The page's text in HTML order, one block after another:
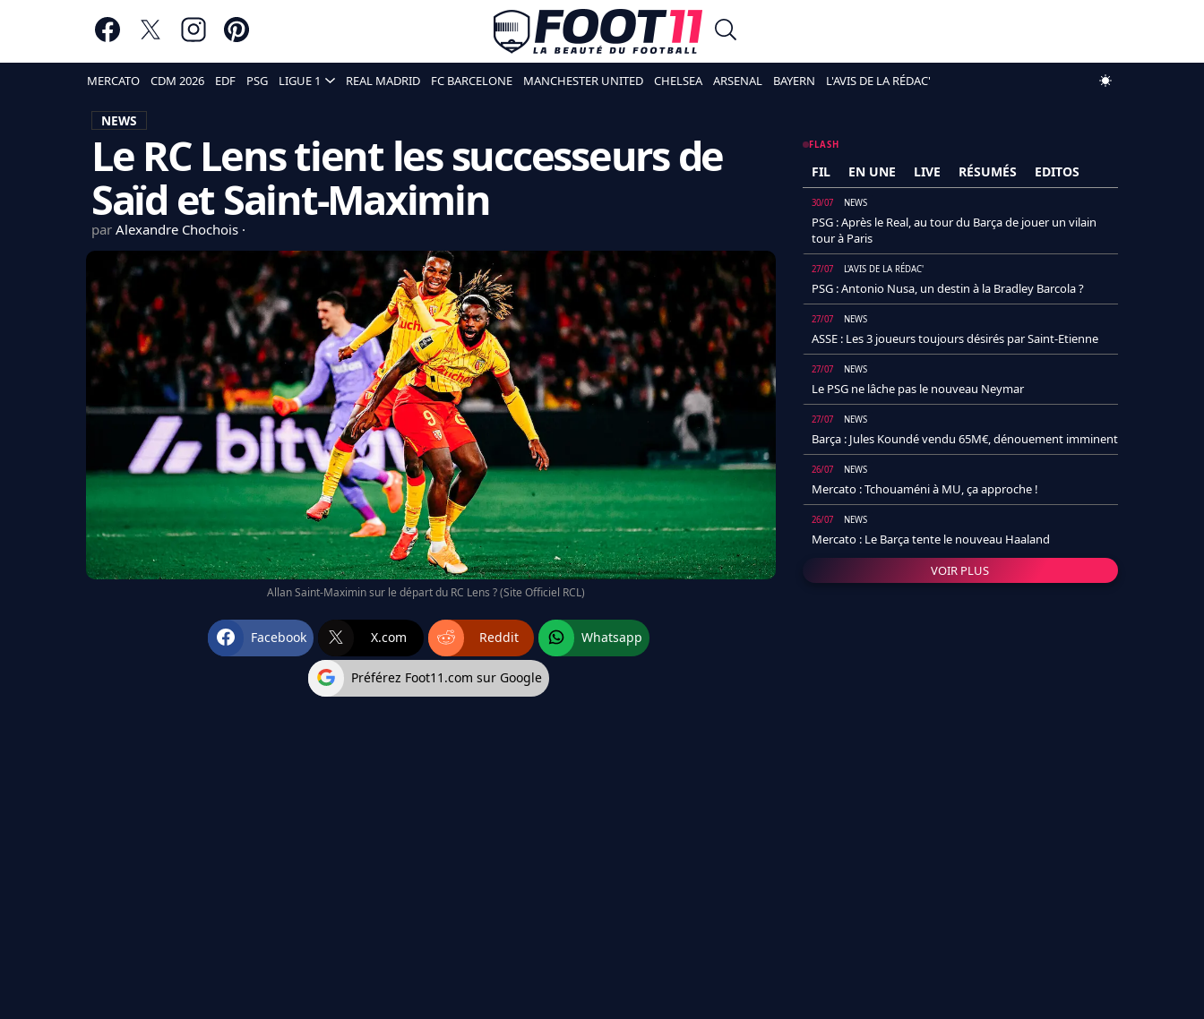
MERCATO CDM 2026 EDF PSG LIGUE 1 REAL MADRID FC BARCELONE MANCHESTER UNITED CHELSEA ARSENAL BAYERN L'AVIS DE LA RÉDAC'
NEWS
Le RC Lens tient les successeurs de
Saïd et Saint-Maximin
par Alexandre Chochois
Allan Saint-Maximin sur le départ du RC Lens ? (Site Officiel RCL)
Facebook X.com Reddit Whatsapp
Préférez Foot11.com sur Google
FLASH
FIL EN UNE LIVE RÉSUMÉS EDITOS
30/07 NEWS
PSG : Après le Real, au tour du Barça de jouer un vilain
tour à Paris
27/07 L'AVIS DE LA RÉDAC'
PSG : Antonio Nusa, un destin à la Bradley Barcola ?
27/07 NEWS
ASSE : Les 3 joueurs toujours désirés par Saint-Etienne
27/07 NEWS
Le PSG ne lâche pas le nouveau Neymar
27/07 NEWS
Barça : Jules Koundé vendu 65M€, dénouement imminent
26/07 NEWS
Mercato : Tchouaméni à MU, ça approche !
26/07 NEWS
Mercato : Le Barça tente le nouveau Haaland
VOIR PLUS